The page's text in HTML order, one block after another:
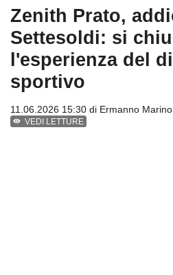
Zenith Prato,
Settesoldi: si
l'esperienza del
sportivo
11.06.2026 15:30 di Ermanno Marino
VEDI LETTURE